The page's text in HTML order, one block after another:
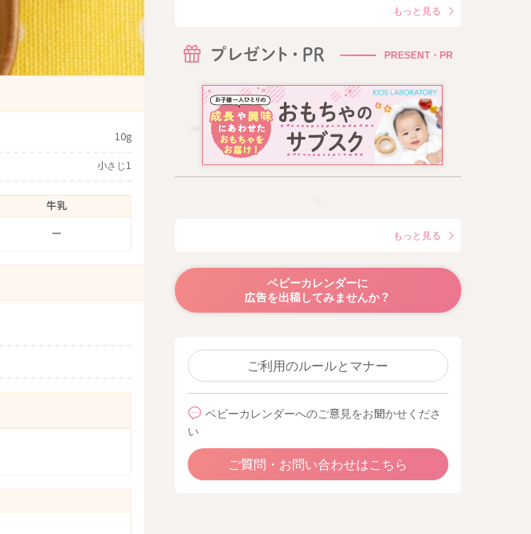
10g
小さじ1
牛乳
ー
もっと見る
PRESENT・PR
もっと見る
ベビーカレンダーに
広告を出稿してみませんか？
ご利用のルールとマナー
ベビーカレンダーへのご意見をお聞かせくださ
い
ご質問・お問い合わせはこちら